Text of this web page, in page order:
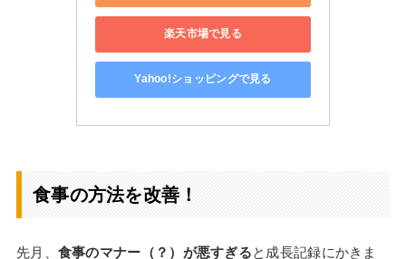
楽天市場で見る
Yahoo!ショッピングで見る
食事の方法を改善！
先月、 食事のマナー（？）が悪すぎると成長記録にかきま